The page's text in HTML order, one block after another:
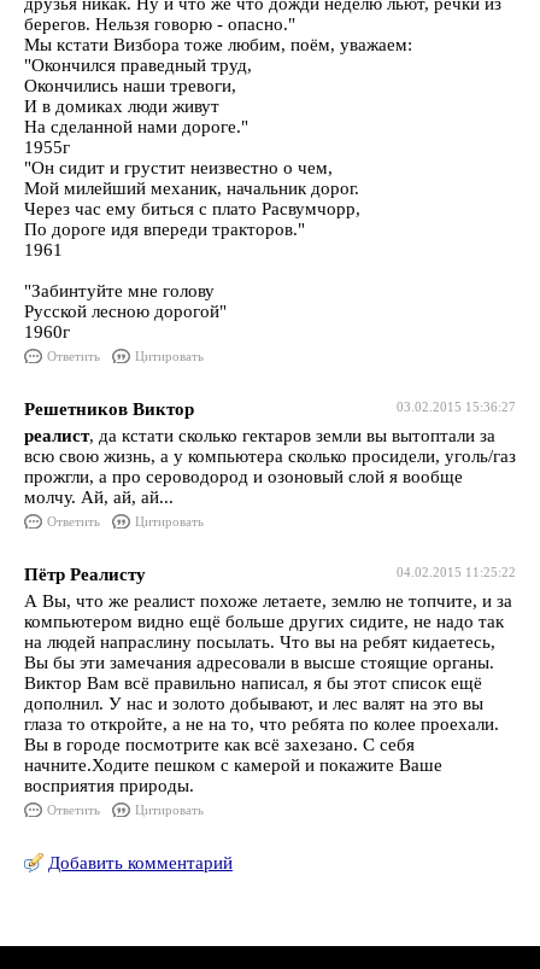
берегов. Нельзя говорю - опасно."
Мы кстати Визбора тоже любим, поём, уважаем:
"Окончился праведный труд,
Окончились наши тревоги,
И в домиках люди живут
На сделанной нами дороге."
1955г
"Он сидит и грустит неизвестно о чем,
Мой милейший механик, начальник дорог.
Через час ему биться с плато Расвумчорр,
По дороге идя впереди тракторов."
1961
"Забинтуйте мне голову
Русской лесною дорогой"
1960г
Ответить Цитировать
03.02.2015 15:36:27
Решетников Виктор
реалист, да кстати сколько гектаров земли вы вытоптали за
всю свою жизнь, а у компьютера сколько просидели, уголь/газ
прожгли, а про сероводород и озоновый слой я вообще
молчу. Ай, ай, ай...
Ответить Цитировать
04.02.2015 11:25:22
Пётр Реалисту
А Вы, что же реалист похоже летаете, землю не топчите, и за
компьютером видно ещё больше других сидите, не надо так
на людей напраслину посылать. Что вы на ребят кидаетесь,
Вы бы эти замечания адресовали в высше стоящие органы.
Виктор Вам всё правильно написал, я бы этот список ещё
дополнил. У нас и золото добывают, и лес валят на это вы
глаза то откройте, а не на то, что ребята по колее проехали.
Вы в городе посмотрите как всё захезано. С себя
начните.Ходите пешком с камерой и покажите Ваше
восприятия природы.
Ответить Цитировать
Добавить комментарий